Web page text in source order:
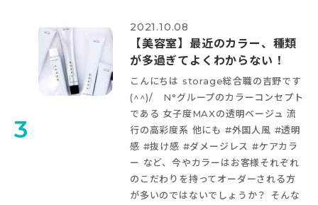
3
2021.10.08
【美容室】最近のカラー、種類
が多過ぎてよくわからない！
こんにちは storage総合職の吉野です
(^^)/ N°グループのカラーコンセプト
である 女子度MAXの透明ベージュ 流
行の高彩度系 他にも #外国人風 #透明
感 #抜け感 #ダメージレス #ケアカラ
ー など、今やカラーはお客様それぞれ
のこだわりを持ってオーダーされる方
が多いのではないでしょうか？ そんな